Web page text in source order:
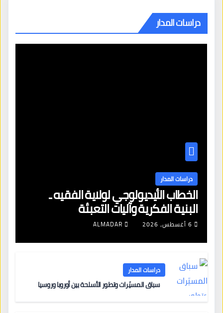
دراسات المدار
دراسات المدار
الخطاب الأيديولوجي لولاية الفقيه ـ
البنية الفكرية وآليات التعبئة
6 أغسطس، 2026 ALMADAR
دراسات المدار
سباق المسيّرات وتطور الأسلحة بين أوروبا وروسيا